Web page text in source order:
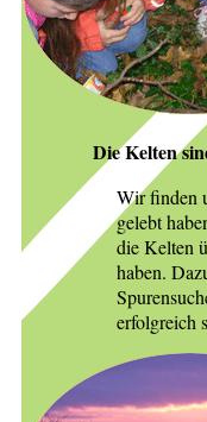
Die Kelten
Wir finden
gelebt
die Kelten
haben.
erfolgreich